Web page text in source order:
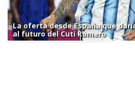
La oferta desde España que
al futuro del Cuti Romero